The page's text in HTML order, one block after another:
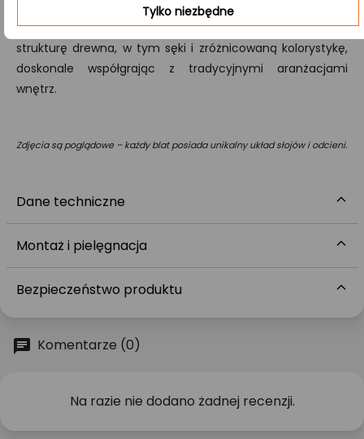
W tej klasie obie strony blatu eksponują naturalną
strukturę drewna, w tym sęki i zróżnicowaną kolorystykę,
doskonale współgrając z tradycyjnymi aranżacjami
wnętrz.
Zdjęcia są poglądowe – każdy blat posiada unikalny układ słojów i odcieni.
Dane techniczne
Montaż i pielęgnacja
Bezpieczeństwo produktu
Komentarze (0)
Na razie nie dodano żadnej recenzji.
Tylko niezbędne